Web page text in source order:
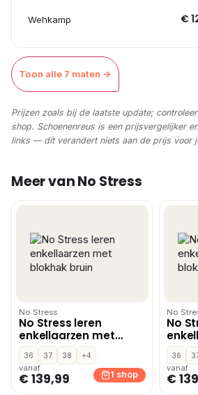
Wehkamp €
Toon alle 7 maten →
Prijzen zoals bij de laatste update;
shop. Schoenenreus is een prijsvergelijker
links — dit verandert niets aan de prijs voor
Meer van No Stress
No Stress
No Stress leren
enkellaarzen met
blokhak bruin
36 37 38
+4
vanaf
€ 139,99 1 shop
No
No
36
vanaf
€